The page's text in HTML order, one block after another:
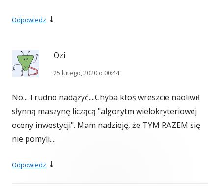
Odpowiedz ↓
Ozi
25 lutego, 2020 o 00:44
No....Trudno nadążyć....Chyba ktoś wreszcie naoliwił
słynną maszynę liczącą "algorytm wielokryteriowej
oceny inwestycji". Mam nadzieję, że TYM RAZEM się
nie pomyli....
Odpowiedz ↓